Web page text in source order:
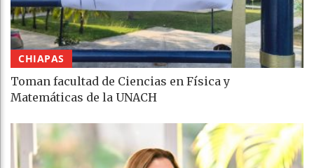
CHIAPAS
Toman facultad de Ciencias en Física y
Matemáticas de la UNACH